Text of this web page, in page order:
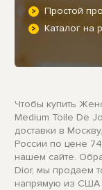
Простой
Каталог на
Чтобы купить
Medium Toile De
доставки в
России по цене
нашем сайте.
Dior, мы продаем
напрямую из США